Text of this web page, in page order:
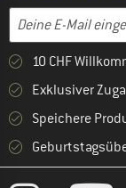
E-Mail-Adresse
Gib hier deine E-
10 CHF
Exklusiver
Speichere